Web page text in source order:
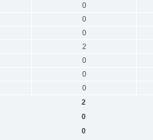
0
0
0
2
0
0
0
2
0
0